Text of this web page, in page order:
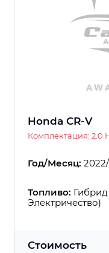
Honda CR-V
Комплектация: 2.0
Год/Месяц: 2022/
Топливо:
Электричество)
Стоимость